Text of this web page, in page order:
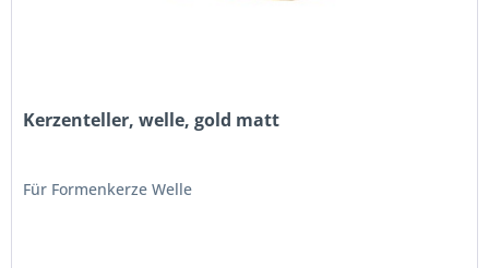
Kerzenteller, welle, gold matt
Für Formenkerze Welle